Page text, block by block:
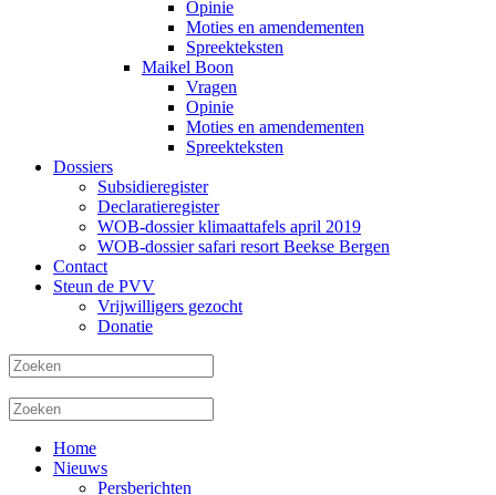
Opinie
Moties en amendementen
Spreekteksten
Maikel Boon
Vragen
Opinie
Moties en amendementen
Spreekteksten
Dossiers
Subsidieregister
Declaratieregister
WOB-dossier klimaattafels april 2019
WOB-dossier safari resort Beekse Bergen
Contact
Steun de PVV
Vrijwilligers gezocht
Donatie
Home
Nieuws
Persberichten